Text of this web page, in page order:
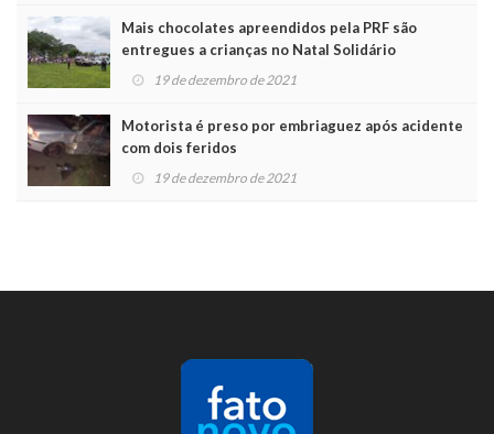
Mais chocolates apreendidos pela PRF são
entregues a crianças no Natal Solidário
19 de dezembro de 2021
Motorista é preso por embriaguez após acidente
com dois feridos
19 de dezembro de 2021